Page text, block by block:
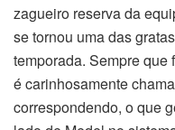
zagueiro reserva da
se tornou uma das
temporada. Sempre que
é carinhosamente
correspondendo, o que